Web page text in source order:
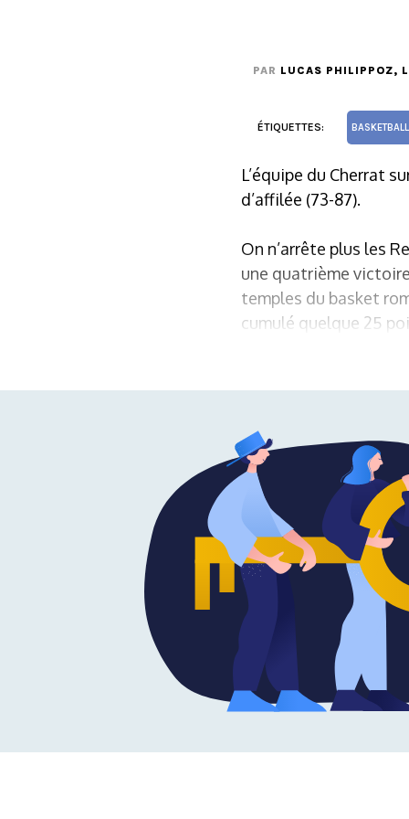
PAR LUCAS PHILIPPOZ,
ÉTIQUETTES: BASKETBALL
L’équipe du Cherrat
d’affilée (73-87).
On n’arrête plus les
une quatrième
temples du basket
cumulé quelque 25